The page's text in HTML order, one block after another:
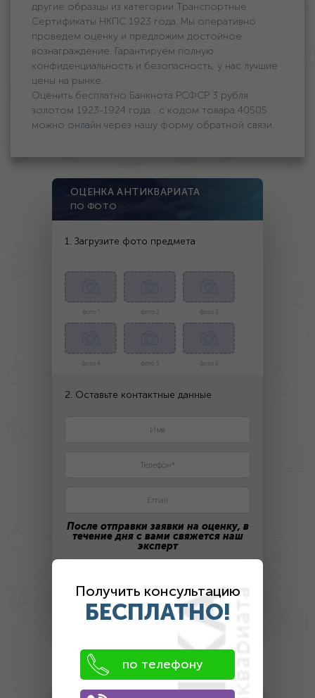
другие образцы из категории Транспортные
Сертификаты НКПС 1923 года. Мы оперативно
проведем оценку и предложим достойное
вознаграждение. Гарантируем полную
конфиденциальность и безопасность, у нас лучшие
цены на рынке.
Оценить бесплатно Банкнота РСФСР 3 рубля
золотом 1923-1924 года , с кодом товара 40505
можно онлайн через нашу форму обратной связи.
ОЦЕНКА АНТИКВАРИАТА
ПО ФОТО
1. Загрузите фото предмета
фото 1 фото 2 фото 3
фото 4 фото 5 фото 6
2. Оставьте контактные данные
После отправки заявки на оценку, в
течение дня с вами свяжется наш
эксперт
Оценка
антиквариата
Получить консультацию
БЕСПЛАТНО!
по телефону